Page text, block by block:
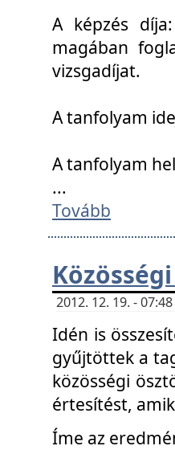
A képzés
magában
vizsgadíjat.
A tanfolyam
A tanfolyam
...
Tovább
2012. 12. 19. -
Idén is
gyűjtöttek a
közösségi
értesítést,
Íme az